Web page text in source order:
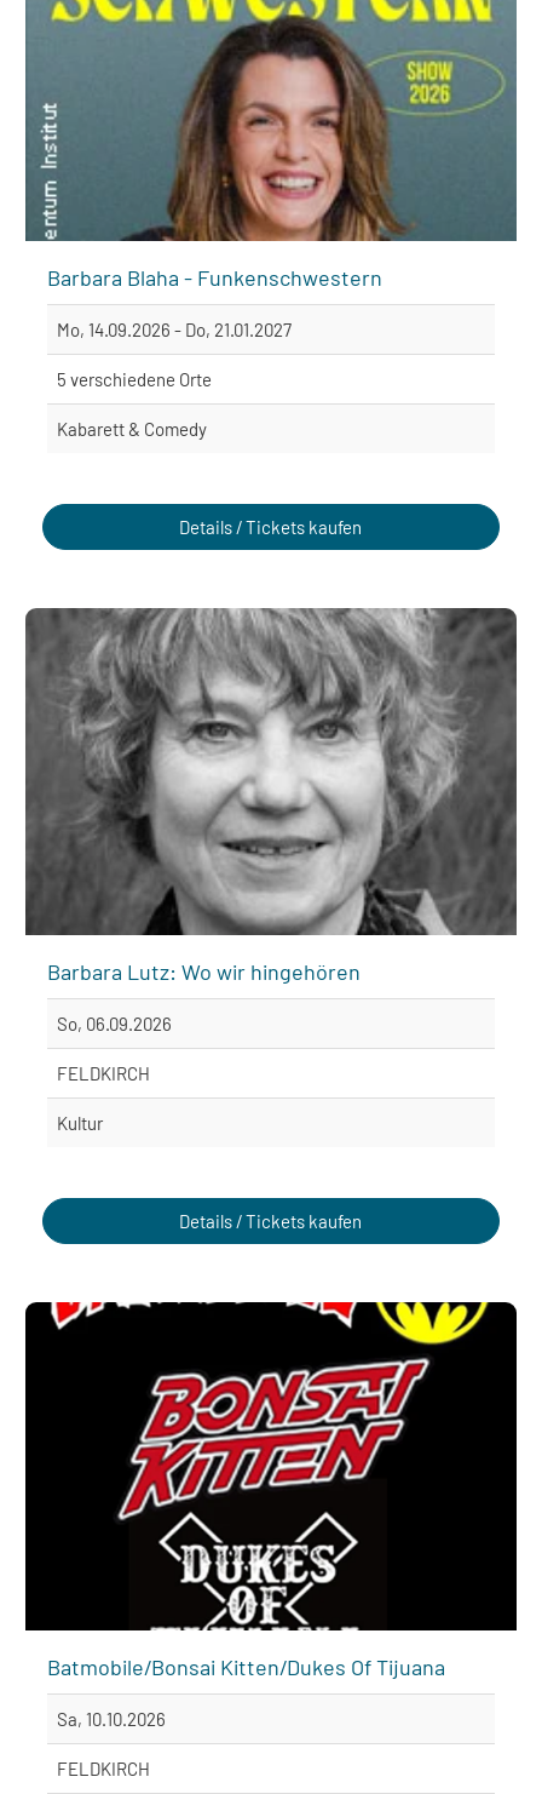
Barbara Blaha - Funkenschwestern
Mo, 14.09.2026 - Do, 21.01.2027
5 verschiedene Orte
Kabarett & Comedy
Details / Tickets kaufen
Barbara Lutz: Wo wir hingehören
So, 06.09.2026
FELDKIRCH
Kultur
Details / Tickets kaufen
Batmobile/Bonsai Kitten/Dukes Of Tijuana
Sa, 10.10.2026
FELDKIRCH